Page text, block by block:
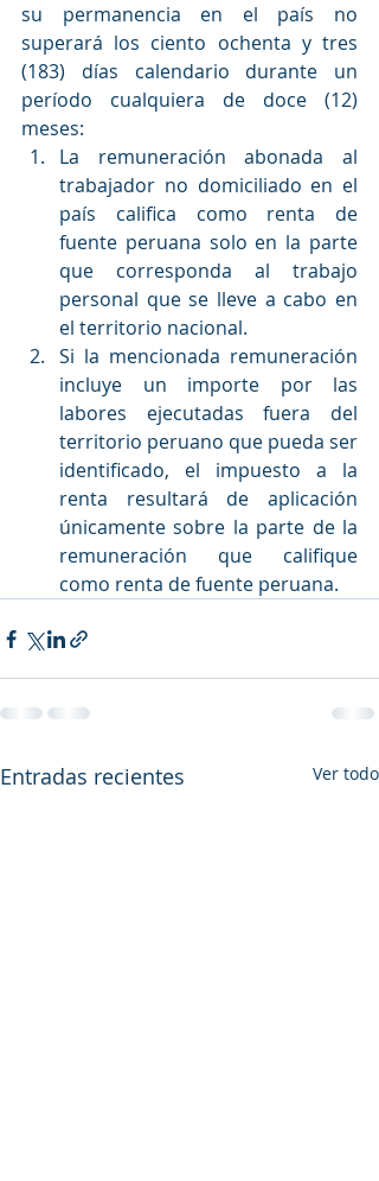
su permanencia en el país no
superará los ciento ochenta y tres
(183) días calendario durante un
período cualquiera de doce (12)
meses:
La remuneración abonada al
trabajador no domiciliado en el
país califica como renta de
fuente peruana solo en la parte
que corresponda al trabajo
personal que se lleve a cabo en
el territorio nacional.
Si la mencionada remuneración
incluye un importe por las
labores ejecutadas fuera del
territorio peruano que pueda ser
identificado, el impuesto a la
renta resultará de aplicación
únicamente sobre la parte de la
remuneración que califique
como renta de fuente peruana.
Entradas recientes Ver todo